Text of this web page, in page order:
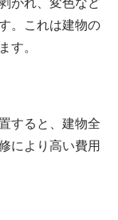
。これは建物の
す。
すると、建物全
により高い費用